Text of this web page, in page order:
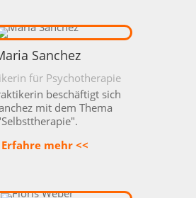
Sanchez
für Psychotherapie
beschäftigt sich
mit dem Thema
Erfahre mehr <<